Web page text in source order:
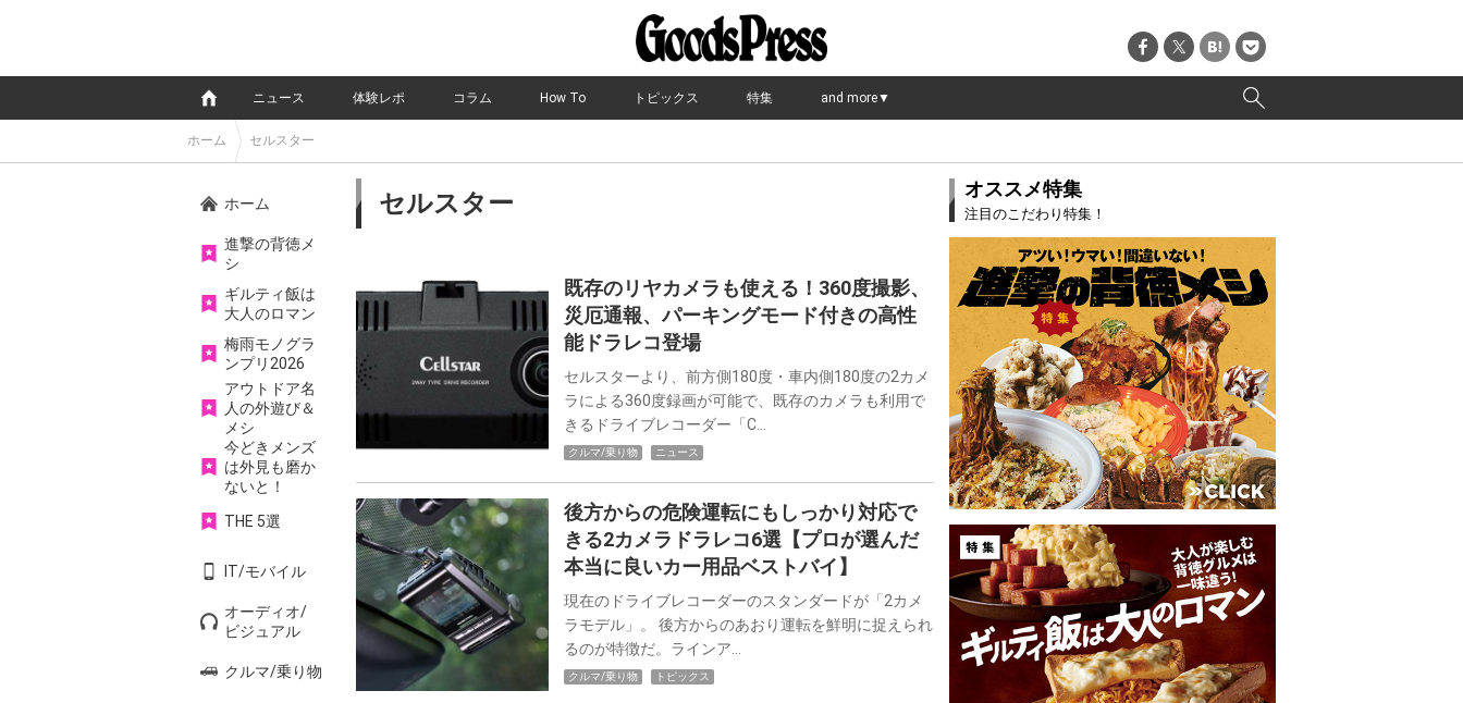
ニュース 体験レポ コラム How To トピックス 特集 and more▼
ホーム セルスター
ホーム
進撃の背徳メ
シ
ギルティ飯は
大人のロマン
梅雨モノグラ
ンプリ2026
アウトドア名
人の外遊び＆
メシ
今どきメンズ
は外見も磨か
ないと！
THE 5選
IT/モバイル
オーディオ/
ビジュアル
クルマ/乗り物
セルスター
既存のリヤカメラも使える！360度撮影、
災厄通報、パーキングモード付きの高性
能ドラレコ登場
セルスターより、前方側180度・車内側180度の2カメ
ラによる360度録画が可能で、既存のカメラも利用で
きるドライブレコーダー「C…
クルマ/乗り物 ニュース
後方からの危険運転にもしっかり対応で
きる2カメラドラレコ6選【プロが選んだ
本当に良いカー用品ベストバイ】
現在のドライブレコーダーのスタンダードが「2カメ
ラモデル」。 後方からのあおり運転を鮮明に捉えられ
るのが特徴だ。ラインア…
クルマ/乗り物 トピックス
オススメ特集
注目のこだわり特集！